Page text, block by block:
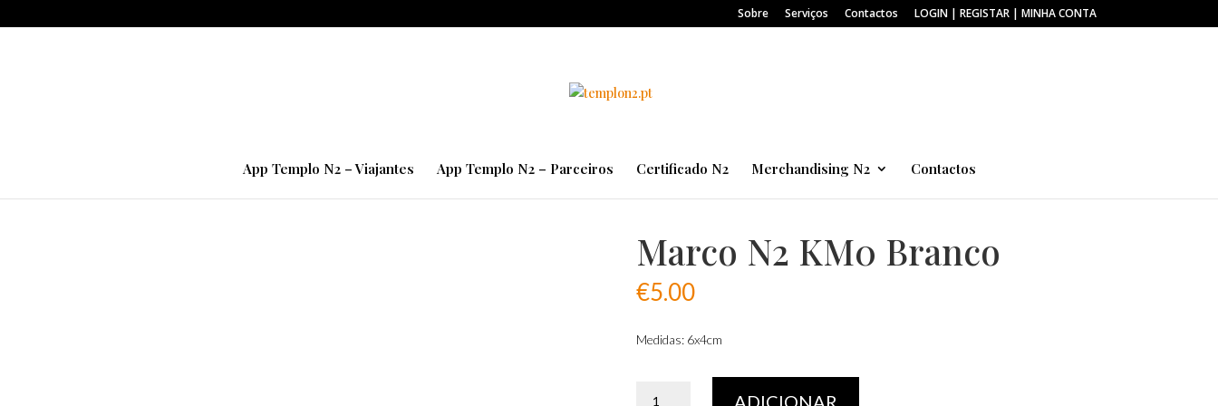
Sobre Serviços Contactos LOGIN | REGISTAR | MINHA CONTA
App Templo N2 – Viajantes App Templo N2 – Parceiros Certificado N2 Merchandising N2 Contactos
Marco N2 KM0 Branco
€5.00
Medidas: 6x4cm
ADICIONAR